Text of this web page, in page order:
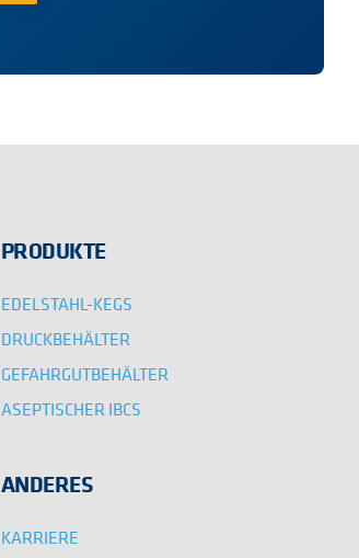
PRODUKTE
EDELSTAHL-KEGS
DRUCKBEHÄLTER
GEFAHRGUTBEHÄLTER
ASEPTISCHER IBCS
ANDERES
KARRIERE